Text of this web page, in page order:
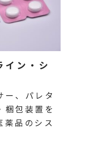
イン・シ
ー、パレタ
梱包装置を
薬品のシス